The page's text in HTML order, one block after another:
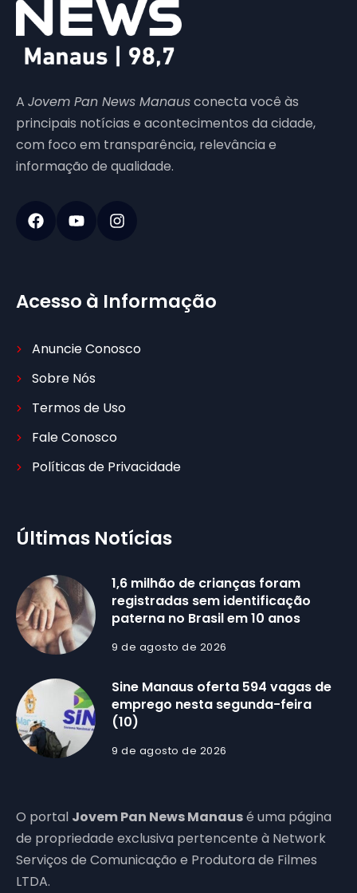
A Jovem Pan News Manausconecta você às
principais notícias e acontecimentos da cidade,
com foco em transparência, relevância e
informação de qualidade.
Acesso à Informação
Anuncie Conosco
Sobre Nós
Termos de Uso
Fale Conosco
Políticas de Privacidade
Últimas Notícias
1,6 milhão de crianças foram
registradas sem identificação
paterna no Brasil em 10 anos
9 de agosto de 2026
Sine Manaus oferta 594 vagas de
emprego nesta segunda-feira
(10)
9 de agosto de 2026
O portal Jovem Pan News Manausé uma página
de propriedade exclusiva pertencente à Network
Serviços de Comunicação e Produtora de Filmes
LTDA.